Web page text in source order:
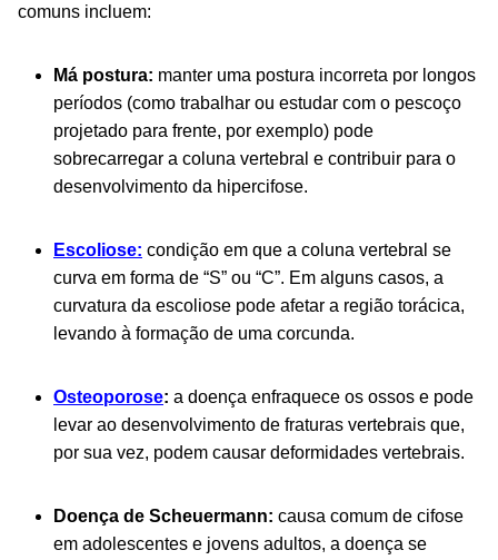
comuns incluem:
Má postura: manter uma postura incorreta por longos
períodos (como trabalhar ou estudar com o pescoço
projetado para frente, por exemplo) pode
sobrecarregar a coluna vertebral e contribuir para o
desenvolvimento da hipercifose.
Escoliose: condição em que a coluna vertebral se
curva em forma de “S” ou “C”. Em alguns casos, a
curvatura da escoliose pode afetar a região torácica,
levando à formação de uma corcunda.
Osteoporose: a doença enfraquece os ossos e pode
levar ao desenvolvimento de fraturas vertebrais que,
por sua vez, podem causar deformidades vertebrais.
Doença de Scheuermann: causa comum de cifose
em adolescentes e jovens adultos, a doença se